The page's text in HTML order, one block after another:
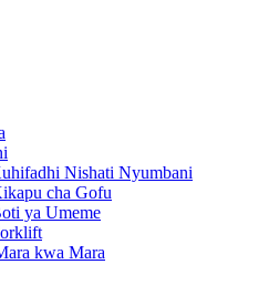
Nishati Nyumbani
cha Gofu
ya Umeme
kwa Mara